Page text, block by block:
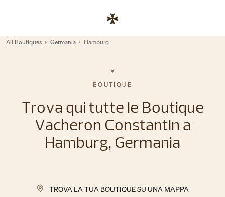
Return to Nav
All Boutiques Germania Hamburg
BOUTIQUE
Trova qui tutte le Boutique
Vacheron Constantin a
Hamburg, Germania
TROVA LA TUA BOUTIQUE SU UNA MAPPA